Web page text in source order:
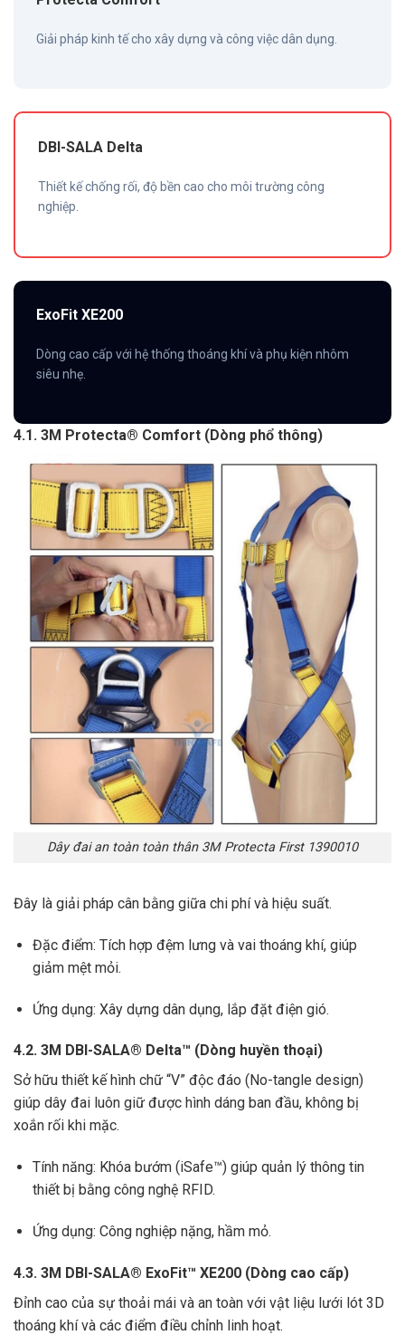
Giải pháp kinh tế cho xây dựng và công việc dân dụng.
DBI-SALA Delta
Thiết kế chống rối, độ bền cao cho môi trường công
nghiệp.
ExoFit XE200
Dòng cao cấp với hệ thống thoáng khí và phụ kiện nhôm
siêu nhẹ.
4.1. 3M Protecta® Comfort (Dòng phổ thông)
Dây đai an toàn toàn thân 3M Protecta First 1390010
Đây là giải pháp cân bằng giữa chi phí và hiệu suất.
Đặc điểm: Tích hợp đệm lưng và vai thoáng khí, giúp
giảm mệt mỏi.
Ứng dụng: Xây dựng dân dụng, lắp đặt điện gió.
4.2. 3M DBI-SALA® Delta™ (Dòng huyền thoại)
Sở hữu thiết kế hình chữ “V” độc đáo (No-tangle design)
giúp dây đai luôn giữ được hình dáng ban đầu, không bị
xoắn rối khi mặc.
Tính năng: Khóa bướm (iSafe™) giúp quản lý thông tin
thiết bị bằng công nghệ RFID.
Ứng dụng: Công nghiệp nặng, hầm mỏ.
4.3. 3M DBI-SALA® ExoFit™ XE200 (Dòng cao cấp)
Đỉnh cao của sự thoải mái và an toàn với vật liệu lưới lót 3D
thoáng khí và các điểm điều chỉnh linh hoạt.